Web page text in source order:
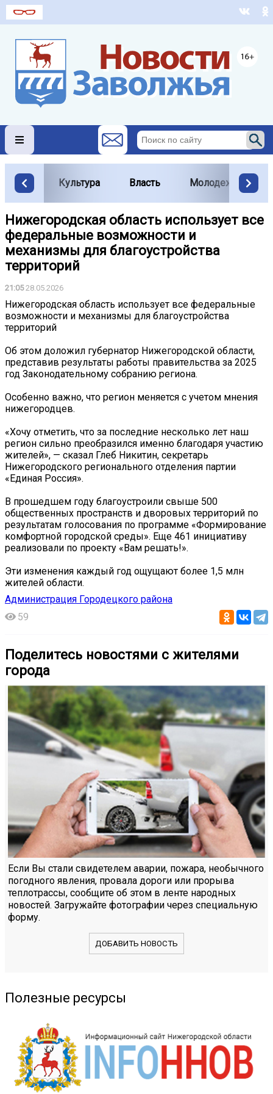
Культура Власть Молодежь
Нижегородская область использует все
федеральные возможности и
механизмы для благоустройства
территорий
21:0528.05.2026
Нижегородская область использует все федеральные
возможности и механизмы для благоустройства
территорий
Об этом доложил губернатор Нижегородской области,
представив результаты работы правительства за 2025
год Законодательному собранию региона.
Особенно важно, что регион меняется с учетом мнения
нижегородцев.
«Хочу отметить, что за последние несколько лет наш
регион сильно преобразился именно благодаря участию
жителей», — сказал Глеб Никитин, секретарь
Нижегородского регионального отделения партии
«Единая Россия».
В прошедшем году благоустроили свыше 500
общественных пространств и дворовых территорий по
результатам голосования по программе «Формирование
комфортной городской среды». Еще 461 инициативу
реализовали по проекту «Вам решать!».
Эти изменения каждый год ощущают более 1,5 млн
жителей области.
Администрация Городецкого района
59
Поделитесь новостями с жителями
города
Если Вы стали свидетелем аварии, пожара, необычного
погодного явления, провала дороги или прорыва
теплотрассы, сообщите об этом в ленте народных
новостей. Загружайте фотографии через специальную
форму.
ДОБАВИТЬ НОВОСТЬ
Полезные ресурсы